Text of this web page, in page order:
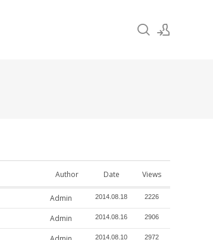
Author Date Views
Admin 2014.08.18 2226
Admin 2014.08.16 2906
2014.08.10 2972